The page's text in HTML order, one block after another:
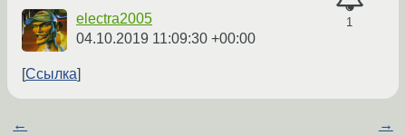
1
electra2005
04.10.2019 11:09:30 +00:00
Ссылка
← →